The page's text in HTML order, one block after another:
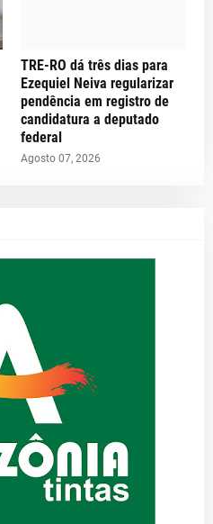
TRE-RO dá três dias para
Ezequiel Neiva regularizar
pendência em registro de
candidatura a deputado
federal
Agosto 07, 2026